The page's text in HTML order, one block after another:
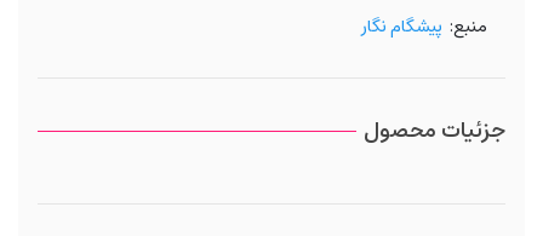
منبع: پیشگام نگار
جزئیات محصول